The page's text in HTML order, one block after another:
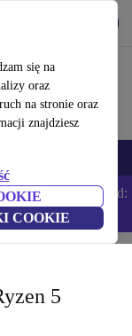
się na
oraz
na stronie oraz
znajdziesz
COOKIE
iPhone’ach – Kod:
5